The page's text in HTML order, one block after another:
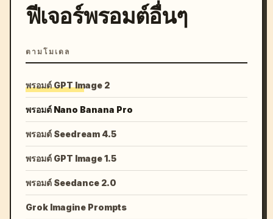
ฟีเจอร์พรอมต์อื่นๆ
ตามโมเดล
พรอมต์ GPT Image 2
พรอมต์ Nano Banana Pro
พรอมต์ Seedream 4.5
พรอมต์ GPT Image 1.5
พรอมต์ Seedance 2.0
Grok Imagine Prompts